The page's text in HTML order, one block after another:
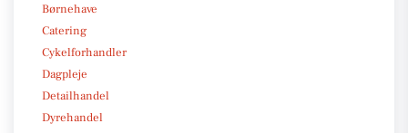
Børnehave
Catering
Cykelforhandler
Dagpleje
Detailhandel
Dyrehandel